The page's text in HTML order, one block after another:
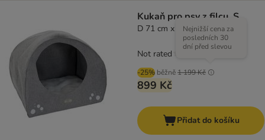
Kukaň pro psy z filcu, S
D 71 cm x Š 54 cm x V 57 cm
-25% běžně1 199 Kč
Nejnižší cena za
posledních 30
dní před slevou
899 Kč
Not rated
Přidat do košíku